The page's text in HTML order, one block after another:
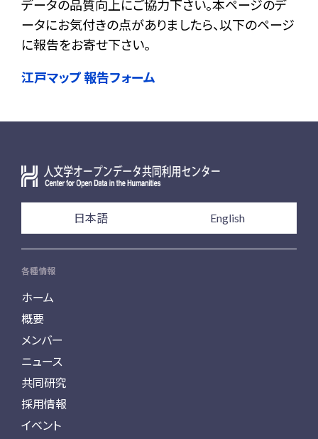
データの品質向上にご協力下さい。本ページのデ
ータにお気付きの点がありましたら、以下のページ
に報告をお寄せ下さい。
江戸マップ 報告フォーム
日本語 English
各種情報
ホーム
概要
メンバー
ニュース
共同研究
採用情報
イベント